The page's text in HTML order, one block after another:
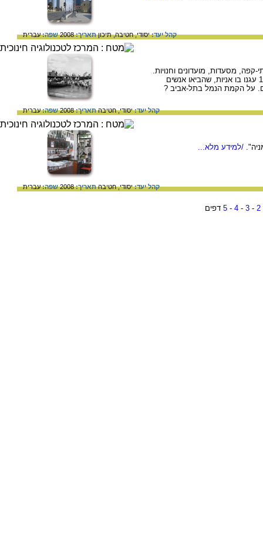
קהל יעד:יסודי,חטיבה,תיכוןתאריך:2008 שפה:עברית
קפה, מסעדות, מועדונים וחנויות.
האזור נקרא נמל כי משנת 1936 עד שנת 1965 עגנו בו אניות, שהביאו אנשים
על הקמת הנמל בתל-אביב ?
קהל יעד:יסודי,חטיבהתאריך:2008 שפה:עברית
/למידע מלא...
קהל יעד:יסודי,חטיבהתאריך:2008 שפה:עברית
2
-
3
-
4
-
5 דפים